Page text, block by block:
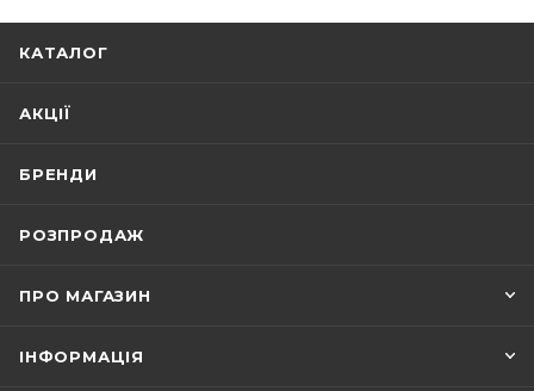
КАТАЛОГ
АКЦІЇ
БРЕНДИ
РОЗПРОДАЖ
ПРО МАГАЗИН
ІНФОРМАЦІЯ